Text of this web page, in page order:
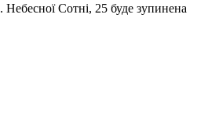
Сотні, 25 буде зупинена